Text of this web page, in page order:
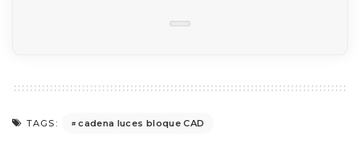
TAGS: cadena luces bloque CAD